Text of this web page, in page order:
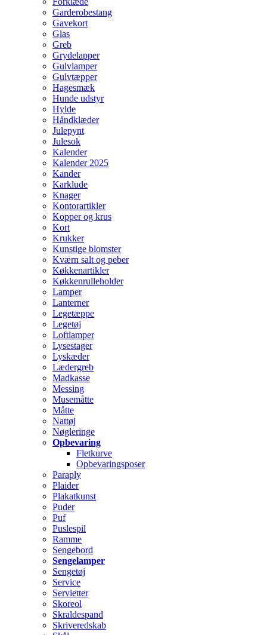
Garderobestang
Gavekort
Glas
Greb
Grydelapper
Gulvlamper
Gulvtæpper
Hagesmæk
Hunde udstyr
Hylde
Håndklæder
Julepynt
Julesok
Kalender
Kalender 2025
Kander
Karklude
Knager
Kontorartikler
Kopper og krus
Kort
Krukker
Kunstige blomster
Kværn salt og peber
Køkkenartikler
Køkkenrulleholder
Lamper
Lanterner
Legetæppe
Legetøj
Loftlamper
Lysestager
Lyskæder
Lædergreb
Madkasse
Messing
Musemåtte
Måtte
Nattøj
Nøgleringe
Opbevaring
Fletkurve
Opbevaringsposer
Paraply
Plaider
Plakatkunst
Puder
Puf
Puslespil
Ramme
Sengebord
Sengelamper
Sengetøj
Service
Servietter
Skoreol
Skraldespand
Skriveredskab